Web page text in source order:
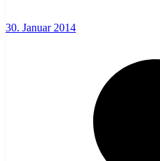
30. Januar 2014